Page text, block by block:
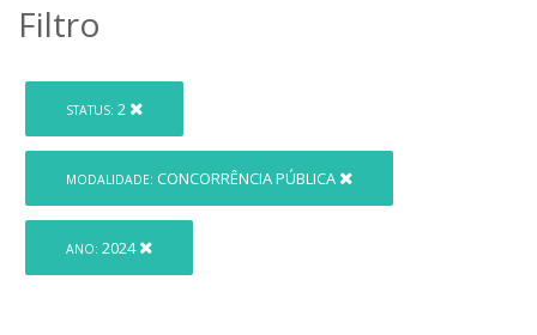
Filtro
STATUS: 2
MODALIDADE: CONCORRÊNCIA PÚBLICA
ANO: 2024